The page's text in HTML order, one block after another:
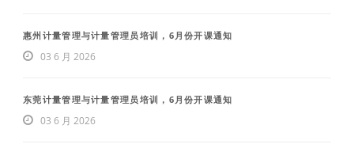
惠州计量管理与计量管理员培训，6月份开课通知
03 6 月 2026
东莞计量管理与计量管理员培训，6月份开课通知
03 6 月 2026